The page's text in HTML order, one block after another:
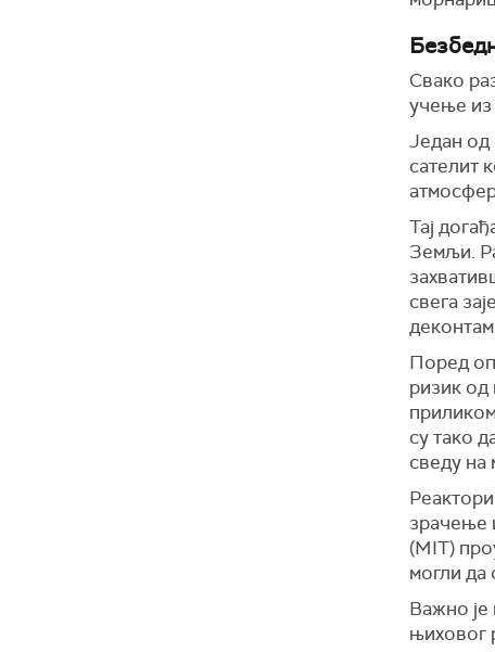
Свако
учење из
Један од
сателит
Тај
Земљи.
свега
Поред
ризик од
су тако
сведу на
зрачење
(MIT)
могли да
Важно је
њиховог